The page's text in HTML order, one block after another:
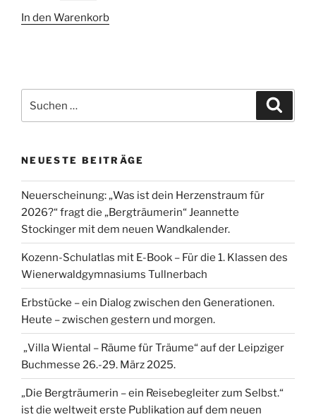
war:
ist:
In den Warenkorb
nach:
NEUESTE BEITRÄGE
Neuerscheinung: „Was ist dein Herzenstraum für
2026?“ fragt die „Bergträumerin“ Jeannette
Stockinger mit dem neuen Wandkalender.
Kozenn-Schulatlas mit E-Book – Für die 1. Klassen des
Wienerwaldgymnasiums Tullnerbach
Erbstücke – ein Dialog zwischen den Generationen.
Heute – zwischen gestern und morgen.
„Villa Wiental – Räume für Träume“ auf der Leipziger
Buchmesse 26.-29. März 2025.
„Die Bergträumerin – ein Reisebegleiter zum Selbst.“
ist die weltweit erste Publikation auf dem neuen